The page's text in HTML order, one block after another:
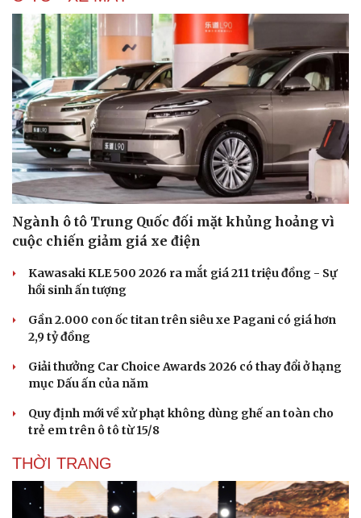
Ngành ô tô Trung Quốc đối mặt khủng hoảng vì
cuộc chiến giảm giá xe điện
Kawasaki KLE 500 2026 ra mắt giá 211 triệu đồng - Sự
hồi sinh ấn tượng
Gần 2.000 con ốc titan trên siêu xe Pagani có giá hơn
2,9 tỷ đồng
Giải thưởng Car Choice Awards 2026 có thay đổi ở hạng
mục Dấu ấn của năm
Quy định mới về xử phạt không dùng ghế an toàn cho
trẻ em trên ô tô từ 15/8
THỜI TRANG